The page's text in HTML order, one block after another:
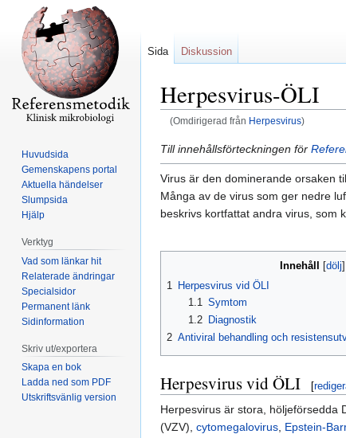
Herpesvirus-ÖLI
(Omdirigerad från Herpesvirus)
Hoppa
till
navigering
Hoppa
till
sök
Till innehållsförteckningen för
Virus är den dominerande orsaken
Många av de virus som ger nedre
beskrivs kortfattat andra virus, som
Innehåll
1
Herpesvirus vid ÖLI
1.1 Symtom
1.2
Diagnostik
2 Antiviral behandling och
Herpesvirus vid ÖLI [
Herpesvirus är stora, höljeförsedda
(VZV), cytomegalovirus Epstein-
Sida Diskussion
Huvudsida
Gemenskapens portal
Aktuella händelser
Slumpsida
Hjälp
Verktyg
Vad som länkar hit
Relaterade ändringar
Specialsidor
Permanent länk
Sidinformation
Skriv ut/exportera
Skapa en bok
Ladda ned som PDF
Utskriftsvänlig version